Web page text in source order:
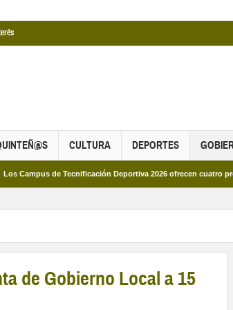
CULTURA DEPORTES
de Tecnificación Deportiva 2026 ofrecen cuatro propuestas
de Gobierno Local a 15